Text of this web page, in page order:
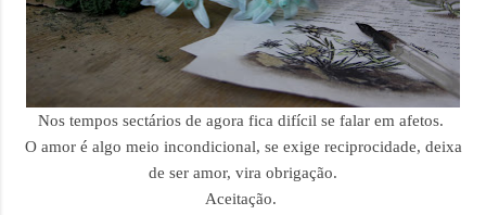
Nos tempos sectários de agora fica difícil se falar em afetos.
O amor é algo meio incondicional, se exige reciprocidade, deixa
de ser amor, vira obrigação.
Aceitação.